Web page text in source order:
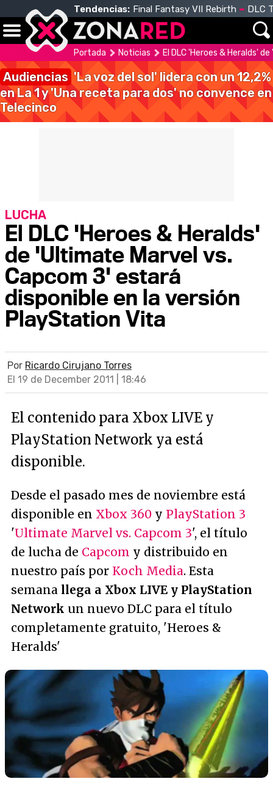
Tendencias: Final Fantasy VII Rebirth DLC
Portada Noticias El DLC 'Heroes & Heralds'
Audiencias 'La voz del sol' lidera con un 12,2%
en La 1 y 'Una receta para dos' no convence en
Telecinco
El DLC 'Heroes & Heralds'
de 'Ultimate Marvel vs.
Capcom 3' estará
disponible en la versión
PlayStation Vita
LUCHA
Por Ricardo Cirujano Torres
El 19 de December 2011 | 18:46
El contenido para Xbox LIVE y
PlayStation Network ya está
disponible.
Desde el pasado mes de noviembre está
disponible en Xbox 360 y PlayStation 3
'Ultimate Marvel vs. Capcom 3', el título
de lucha de Capcom y distribuido en
nuestro país por Koch Media. Esta
semana llega a Xbox LIVE y PlayStation
Network un nuevo DLC para el título
completamente gratuito, 'Heroes &
Heralds'